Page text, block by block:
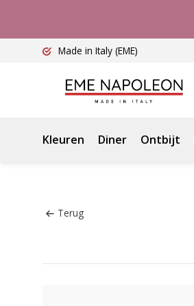
Made in Italy (EME)
Kleuren Diner Ontbijt
Terug